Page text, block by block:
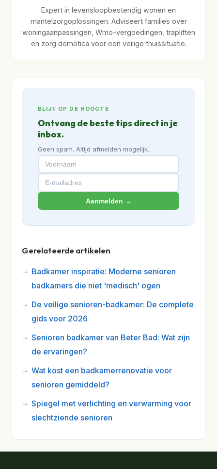
Expert in levensloopbestendig wonen en
mantelzorgoplossingen. Adviseert families over
woningaanpassingen, Wmo-vergoedingen, trapliften
en zorg domotica voor een veilige thuissituatie.
BLIJF OP DE HOOGTE
Ontvang de beste tips direct in je
inbox.
Geen spam. Altijd afmelden mogelijk.
Aanmelden →
Gerelateerde artikelen
Badkamer inspiratie: Moderne senioren
badkamers die niet 'medisch' ogen
De veilige senioren-badkamer: De complete
gids voor 2026
Senioren badkamer van Beter Bad: Wat zijn
de ervaringen?
Wat kost een badkamerrenovatie voor
senioren gemiddeld?
Spiegel met verlichting en verwarming voor
slechtziende senioren